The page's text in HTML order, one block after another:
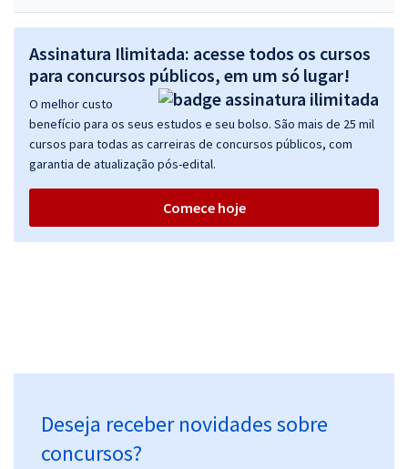
Assinatura Ilimitada: acesse todos os cursos
para concursos públicos, em um só lugar!
O melhor custo
benefício para os seus estudos e seu bolso. São mais de 25 mil
cursos para todas as carreiras de concursos públicos, com
garantia de atualização pós-edital.
Comece hoje
Deseja receber novidades sobre
concursos?